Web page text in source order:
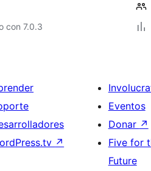
con 7.0.3
↗
Eventos
Donar ↗
Five for
Future